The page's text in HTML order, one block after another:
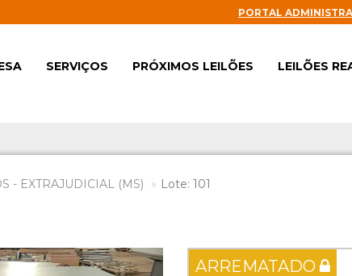
PORTAL
SERVIÇOS PRÓXIMOS LEILÕES LEILÕES
- EXTRAJUDICIAL (MS) Lote: 101
Next ARREMATADO